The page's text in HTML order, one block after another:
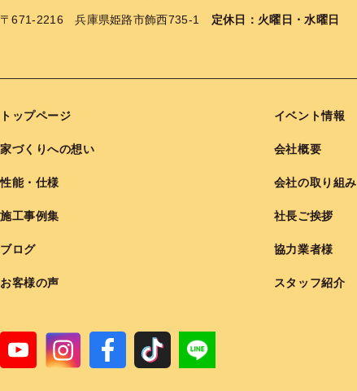
〒671-2216 兵庫県姫路市飾西735-1 定休日：火曜日・水曜日
トップページ
家づくりへの想い
性能・仕様
施工事例集
ブログ
お客様の声
イベント情報
会社概要
会社の取り組み
社長ご挨拶
協力業者様
スタッフ紹介